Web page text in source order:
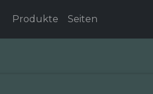
Produkte Seiten